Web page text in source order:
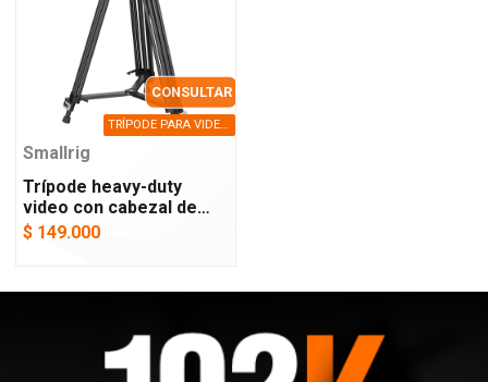
CONSULTAR
TRÍPODE PARA VIDEO HASTA 8KG
Smallrig
Trípode heavy-duty
video con cabezal de
fluido ad-01
$ 149.000